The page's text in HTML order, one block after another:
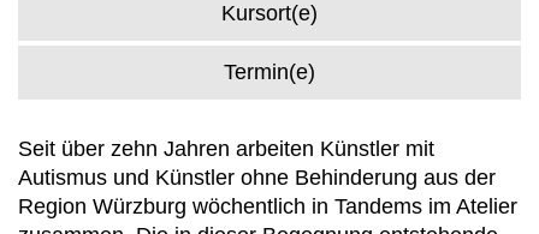
Kursort(e)
Termin(e)
Seit über zehn Jahren arbeiten Künstler mit
Autismus und Künstler ohne Behinderung aus der
Region Würzburg wöchentlich in Tandems im Atelier